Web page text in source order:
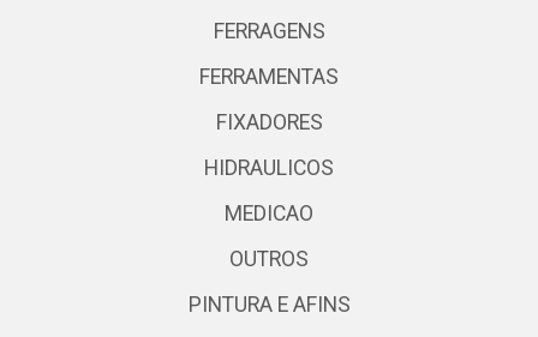
FERRAGENS
FERRAMENTAS
FIXADORES
HIDRAULICOS
MEDICAO
OUTROS
PINTURA E AFINS